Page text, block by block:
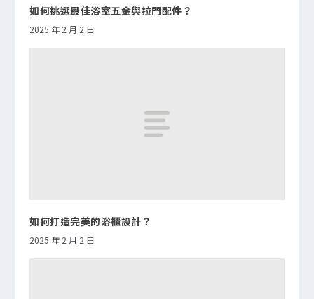
如何挑選最佳浴室五金與拉門配件？
2025 年 2 月 2 日
如何打造完美的浴櫃設計？
2025 年 2 月 2 日